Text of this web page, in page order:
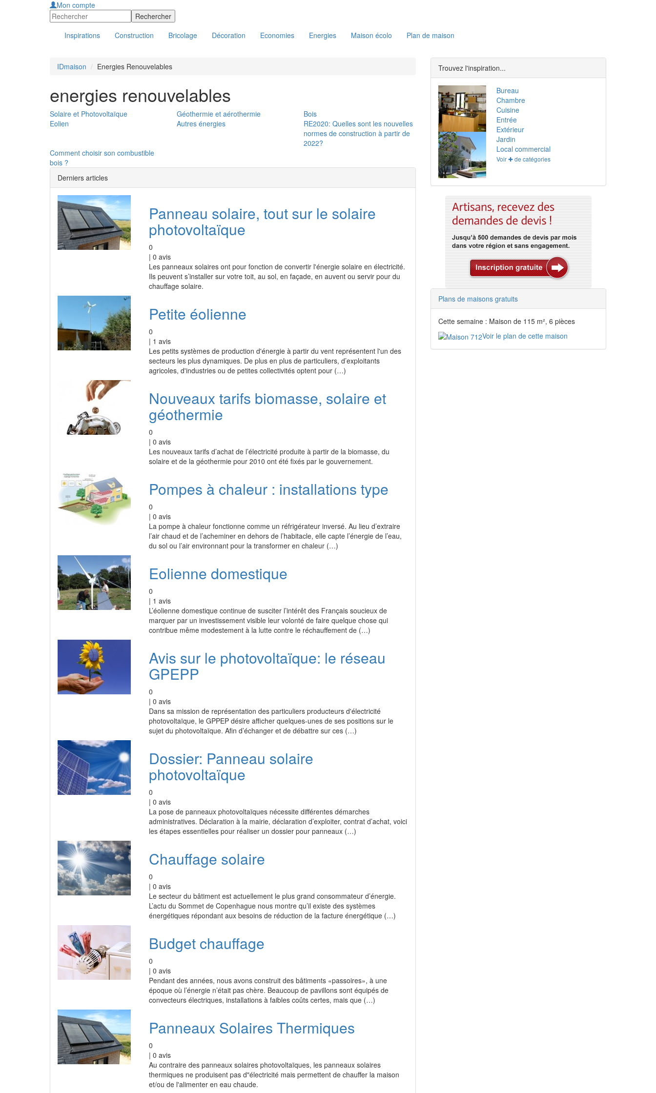
Mon compte
Inspirations Construction Bricolage Décoration Economies Energies Maison écolo Plan de maison
IDmaison Energies Renouvelables
energies renouvelables
Solaire et Photovoltaïque Géothermie et aérothermie
Bois
Eolien
Autres énergies
RE2020: Quelles sont les nouvelles
normes de construction à partir de
2022?
Comment choisir son combustible
bois ?
Derniers articles
Panneau solaire, tout sur le solaire
photovoltaïque
0
| 0 avis
Les panneaux solaires ont pour fonction de convertir l'énergie solaire en électricité.
Ils peuvent s’installer sur votre toit, au sol, en façade, en auvent ou servir pour du
chauffage solaire.
Petite éolienne
0
| 1 avis
Les petits systèmes de production d'énergie à partir du vent représentent l'un des
secteurs les plus dynamiques. De plus en plus de particuliers, d’exploitants
agricoles, d'industries ou de petites collectivités optent pour (…)
Nouveaux tarifs biomasse, solaire et
géothermie
0
| 0 avis
Les nouveaux tarifs d’achat de l’électricité produite à partir de la biomasse, du
solaire et de la géothermie pour 2010 ont été fixés par le gouvernement.
Pompes à chaleur : installations type
0
| 0 avis
La pompe à chaleur fonctionne comme un réfrigérateur inversé. Au lieu d’extraire
l’air chaud et de l’acheminer en dehors de l’habitacle, elle capte l’énergie de l’eau,
du sol ou l’air environnant pour la transformer en chaleur (…)
Eolienne domestique
0
| 1 avis
L’éolienne domestique continue de susciter l’intérêt des Français soucieux de
marquer par un investissement visible leur volonté de faire quelque chose qui
contribue même modestement à la lutte contre le réchauffement de (…)
Avis sur le photovoltaïque: le réseau
GPEPP
0
| 0 avis
Dans sa mission de représentation des particuliers producteurs d'électricité
photovoltaïque, le GPPEP désire afficher quelques-unes de ses positions sur le
sujet du photovoltaïque. Afin d’échanger et de débattre sur ces (…)
Dossier: Panneau solaire
photovoltaïque
0
| 0 avis
La pose de panneaux photovoltaïques nécessite différentes démarches
administratives. Déclaration à la mairie, déclaration d’exploiter, contrat d’achat, voici
les étapes essentielles pour réaliser un dossier pour panneaux (…)
Chauffage solaire
0
| 0 avis
Le secteur du bâtiment est actuellement le plus grand consommateur d’énergie.
L’actu du Sommet de Copenhague nous montre qu’il existe des systèmes
énergétiques répondant aux besoins de réduction de la facture énergétique (…)
Budget chauffage
0
| 0 avis
Pendant des années, nous avons construit des bâtiments «passoires», à une
époque où l’énergie n’était pas chère. Beaucoup de pavillons sont équipés de
convecteurs électriques, installations à faibles coûts certes, mais que (…)
Panneaux Solaires Thermiques
0
| 0 avis
Au contraire des panneaux solaires photovoltaïques, les panneaux solaires
thermiques ne produisent pas d"électricité mais permettent de chauffer la maison
et/ou de l'alimenter en eau chaude.
Trouvez l'inspiration...
Bureau
Chambre
Cuisine
Entrée
Extérieur
Jardin
Local commercial
Voir ✚ de catégories
Plans de maisons gratuits
Cette semaine : Maison de 115 m², 6 pièces
Voir le plan de cette maison